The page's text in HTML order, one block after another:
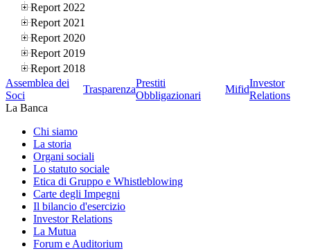
Report 2022
Report 2021
Report 2020
Report 2019
Report 2018
Assemblea dei
Soci
Trasparenza
Prestiti
Obbligazionari
Mifid
Investor
Relations
La Banca
Chi siamo
La storia
Organi sociali
Lo statuto sociale
Etica di Gruppo e Whistleblowing
Carte degli Impegni
Il bilancio d'esercizio
Investor Relations
La Mutua
Forum e Auditorium